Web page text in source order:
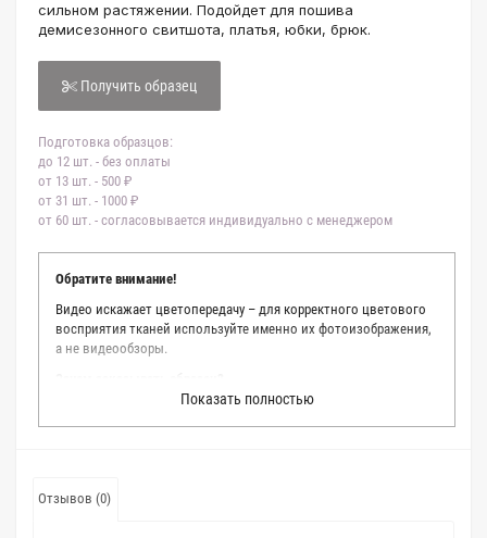
сильном растяжении. Подойдет для пошива
демисезонного свитшота, платья, юбки, брюк.
Получить образец
Подготовка образцов:
до 12 шт. - без оплаты
от 13 шт. - 500 ₽
от 31 шт. - 1000 ₽
от 60 шт. - согласовывается индивидуально с менеджером
Обратите внимание!
Видео искажает цветопередачу – для корректного цветового
восприятия тканей используйте именно их фотоизображения,
а не видеообзоры.
Мы делаем все возможное, чтобы точно описать цвет каждой
ткани из нашего каталога. Мы осматриваем и фотографируем
точное соответствие цветов из-за одного простого факта:
Показать полностью
Отзывов (0)